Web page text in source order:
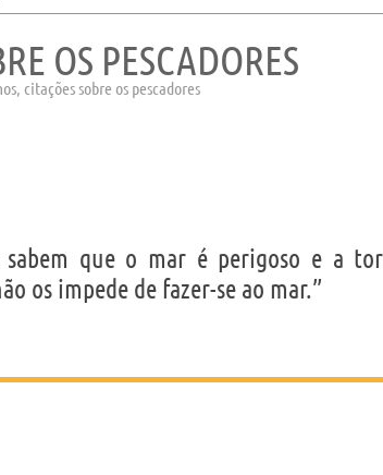
OS PESCADORES
citações sobre os pescadores
sabem que o mar é perigoso e a
os impede de fazer-se ao mar.”